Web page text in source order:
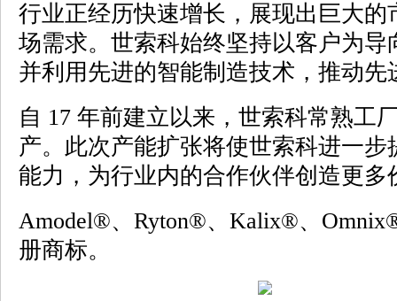
行业正经历快速增长，展现出巨大
场需求。世索科始终坚持以客户为
并利用先进的智能制造技术，推动先
自 17 年前建立以来，世索科常熟工
产。此次产能扩张将使世索科进一
能力，为行业内的合作伙伴创造更多
Amodel®、Ryton®、Kalix®、
册商标。